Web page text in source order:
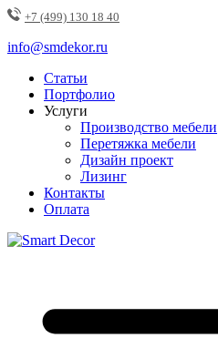
+7 (499) 130 18 40
info@smdekor.ru
Статьи
Портфолио
Услуги
Производство мебели
Перетяжка мебели
Дизайн проект
Лизинг
Контакты
Оплата